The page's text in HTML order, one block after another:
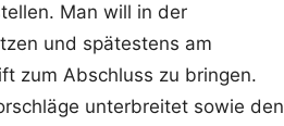
Man will in der
und spätestens am
zum Abschluss zu bringen.
unterbreitet sowie den